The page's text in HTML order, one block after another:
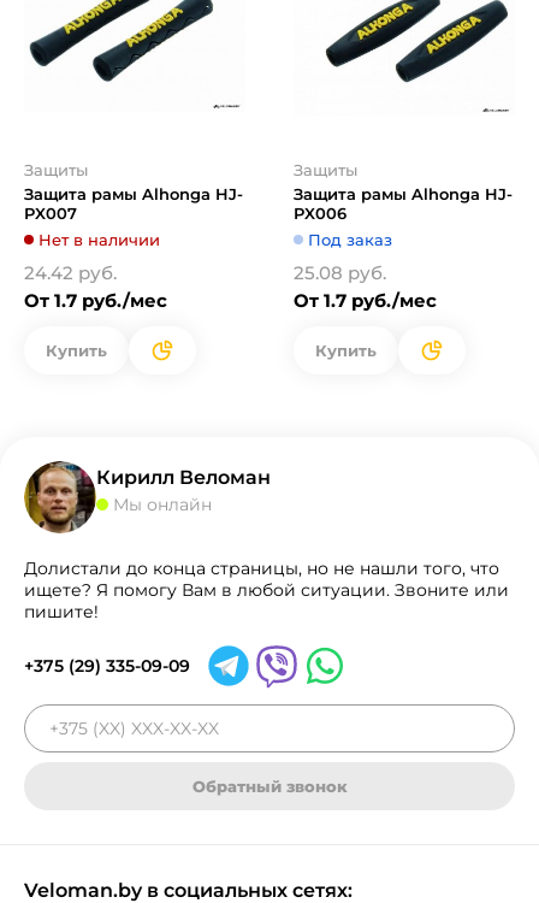
Защиты
Защита рамы Alhonga HJ-
PX007
Нет в наличии
24.42 руб.
От 1.7 руб./мес
Купить
Защиты
Защита рамы Alhonga HJ-
PX006
Под заказ
25.08 руб.
От 1.7 руб./мес
Купить
Кирилл Веломан
Мы онлайн
Долистали до конца страницы, но не нашли того, что
ищете? Я помогу Вам в любой ситуации. Звоните или
пишите!
+375 (29) 335-09-09
Обратный звонок
Veloman.by в социальных сетях: